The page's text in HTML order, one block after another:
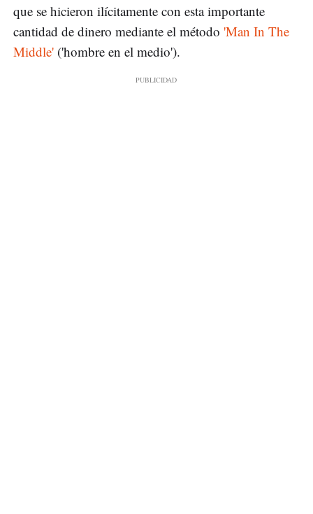
que se hicieron ilícitamente con esta importante
cantidad de dinero mediante el método 'Man In The
Middle' ('hombre en el medio').